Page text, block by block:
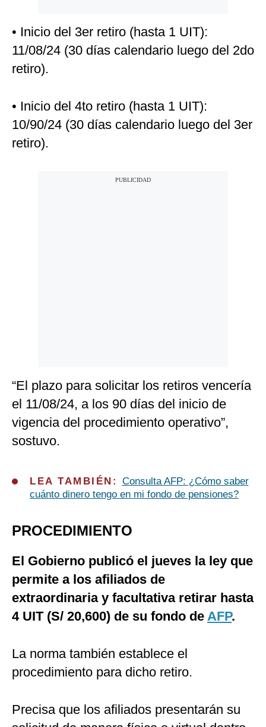
• Inicio del 3er retiro (hasta 1 UIT):
11/08/24 (30 días calendario luego del 2do
retiro).
• Inicio del 4to retiro (hasta 1 UIT):
10/90/24 (30 días calendario luego del 3er
retiro).
“El plazo para solicitar los retiros vencería
el 11/08/24, a los 90 días del inicio de
vigencia del procedimiento operativo”,
sostuvo.
LEA TAMBIÉN: Consulta AFP: ¿Cómo saber
cuánto dinero tengo en mi fondo de pensiones?
PROCEDIMIENTO
El Gobierno publicó el jueves la ley que
permite a los afiliados de
extraordinaria y facultativa retirar hasta
4 UIT (S/ 20,600) de su fondo de AFP.
La norma también establece el
procedimiento para dicho retiro.
Precisa que los afiliados presentarán su